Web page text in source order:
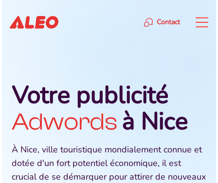
Contact
Votre publicité
Adwords à Nice
À Nice, ville touristique mondialement connue et
dotée d'un fort potentiel économique, il est
crucial de se démarquer pour attirer de nouveaux